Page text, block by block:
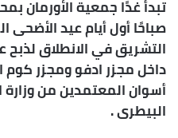
تبدأ غدًا جمعية الأورمان
صباحًا أول أيام عيد الأضحى
داخل مجزر ادفو ومجزر كوم
أسوان المعتمدين من
البيطرى .